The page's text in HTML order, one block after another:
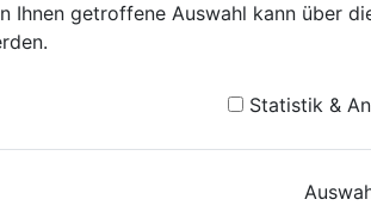
wachsen, bieten Lebensraum und
Ihnen getroffene Auswahl kann über
Statistik &